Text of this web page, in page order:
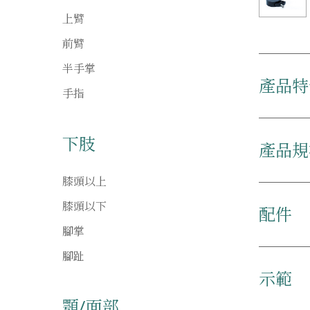
上臂
前臂
半手掌
手指
下肢
膝頭以上
膝頭以下
腳掌
腳趾
產品
產品
配件
示範